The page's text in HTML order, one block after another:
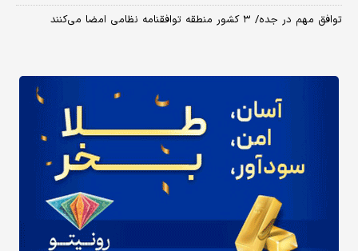
توافق مهم در جده/ ۳ کشور منطقه توافقنامه نظامی امضا می‌کنند